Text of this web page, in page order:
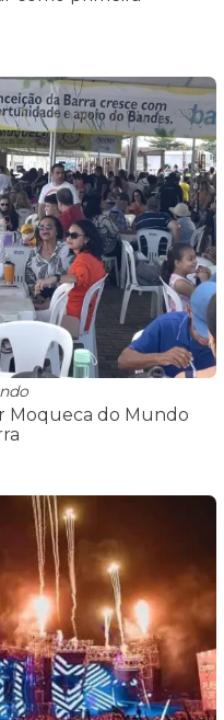
Moqueca do Mundo